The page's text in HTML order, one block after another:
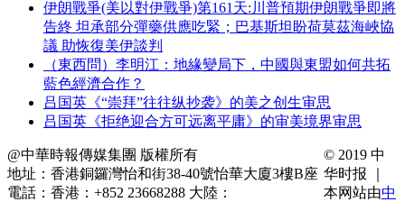
伊朗戰爭(美以對伊戰爭)第161天:川普預期伊朗戰爭即將
告終 坦承部分彈藥供應吃緊；巴基斯坦盼荷莫茲海峽協
議 助恢復美伊談判
（東西問）李明江：地緣變局下，中國與東盟如何共拓
藍色經濟合作？
吕国英《“崇拜”往往纵抄袭》的美之创生审思
吕国英《拒绝迎合方可远离平庸》的审美境界审思
@中華時報傳媒集團 版權所有
地址：香港銅鑼灣怡和街38-40號怡華大廈3樓B座
電話：香港：+852 23668288 大陸：
© 2019 中
华时报 ｜
本网站由中